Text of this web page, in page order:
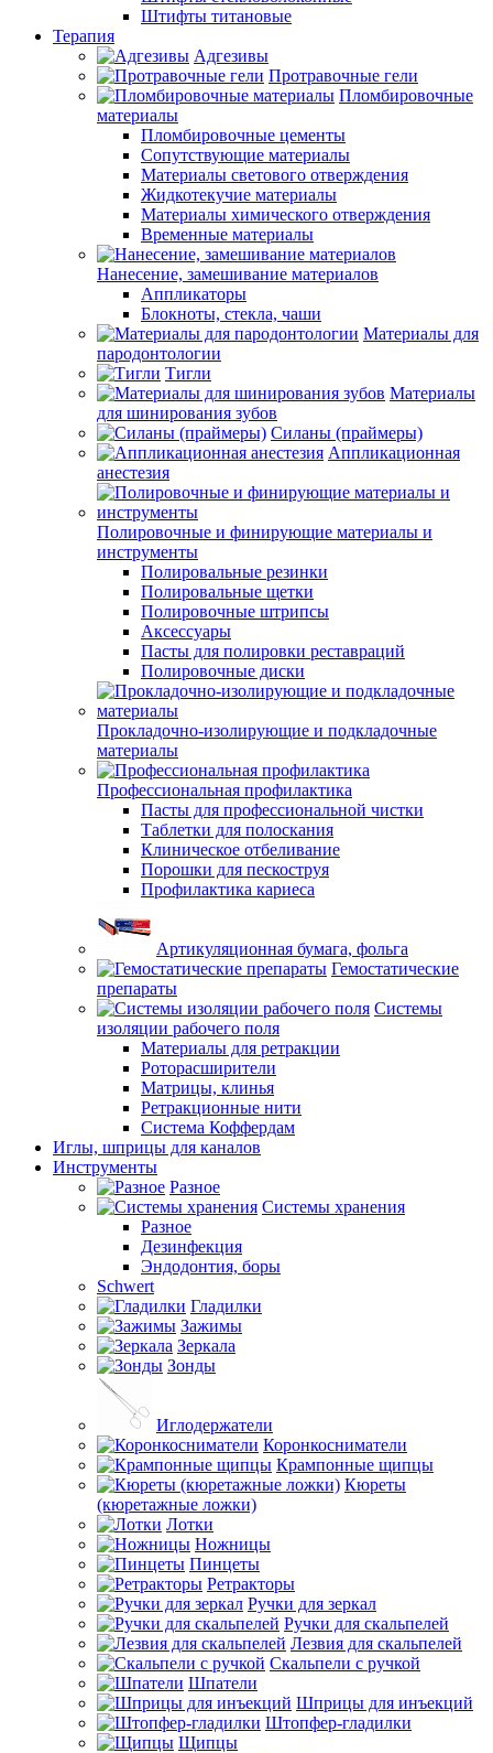
Штифты титановые
Терапия
Адгезивы
Протравочные гели
Пломбировочные
материалы
Пломбировочные цементы
Сопутствующие материалы
Материалы светового отверждения
Жидкотекучие материалы
Материалы химического отверждения
Временные материалы
Нанесение, замешивание материалов
Аппликаторы
Блокноты, стекла, чаши
Материалы для
пародонтологии
Тигли
Материалы
для шинирования зубов
Силаны (праймеры)
Аппликационная
анестезия
Полировочные и финирующие материалы и
инструменты
Полировальные резинки
Полировальные щетки
Полировочные штрипсы
Аксессуары
Пасты для полировки реставраций
Полировочные диски
Прокладочно-изолирующие и подкладочные
материалы
Профессиональная профилактика
Пасты для профессиональной чистки
Таблетки для полоскания
Клиническое отбеливание
Порошки для пескоструя
Профилактика кариеса
Артикуляционная бумага, фольга
Гемостатические
препараты
Системы
изоляции рабочего поля
Материалы для ретракции
Роторасширители
Матрицы, клинья
Ретракционные нити
Система Коффердам
Иглы, шприцы для каналов
Инструменты
Разное
Системы хранения
Разное
Дезинфекция
Эндодонтия, боры
Schwert
Гладилки
Зажимы
Зеркала
Зонды
Иглодержатели
Коронкосниматели
Крампонные щипцы
Кюреты
(кюретажные ложки)
Лотки
Ножницы
Пинцеты
Ретракторы
Ручки для зеркал
Ручки для скальпелей
Лезвия для скальпелей
Скальпели с ручкой
Шпатели
Шприцы для инъекций
Штопфер-гладилки
Щипцы